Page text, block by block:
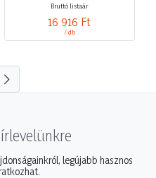
Bruttó listaár
16 916 Ft
/ db
legújabb hasznos